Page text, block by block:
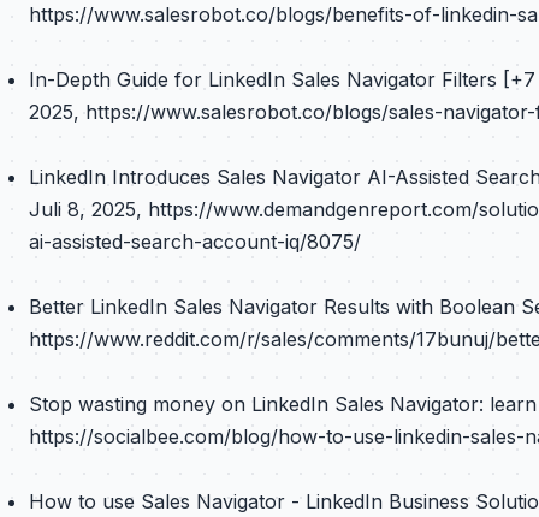
https://www.salesrobot.co/blogs/benefits-of-linkedin-
In-Depth Guide for LinkedIn Sales Navigator Filters
2025, https://www.salesrobot.co/blogs/sales-
LinkedIn Introduces Sales Navigator AI-Assisted
Juli 8, 2025, https://www.demandgenreport.com/
ai-assisted-search-account-iq/8075/
Better LinkedIn Sales Navigator Results with Boolean
https://www.reddit.com/r/sales/comments/17bunuj/
Stop wasting money on LinkedIn Sales Navigator:
https://socialbee.com/blog/how-to-use-linkedin-sales-
How to use Sales Navigator - LinkedIn Business